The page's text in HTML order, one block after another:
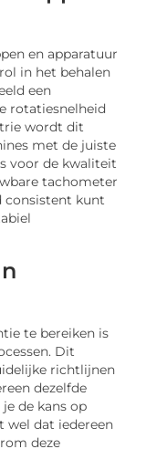
en apparatuur
in het behalen
een
rotatiesnelheid
wordt dit
met de juiste
voor de kwaliteit
tachometer
consistent kunt
te bereiken is
Dit
richtlijnen
dezelfde
de kans op
wel dat iedereen
deze